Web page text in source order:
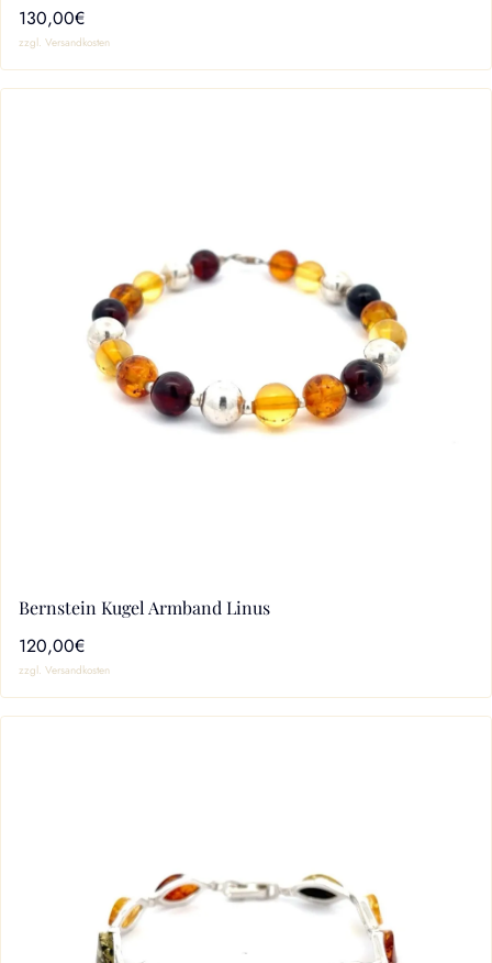
130,00€
zzgl. Versandkosten
Bernstein Kugel Armband Linus
120,00€
zzgl. Versandkosten